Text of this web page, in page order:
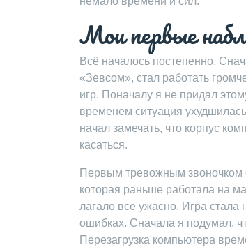
Мои первые
Всё началось постепенно.
«Зевсом», стал работать
игр. Поначалу я не придал
временем ситуация
начал замечать, что корпус
касаться.
Первым тревожным звоночком
которая раньше работала на
лагало все ужасно. Игра
ошибках. Сначала я подумал,
Перезагрузка компьютера